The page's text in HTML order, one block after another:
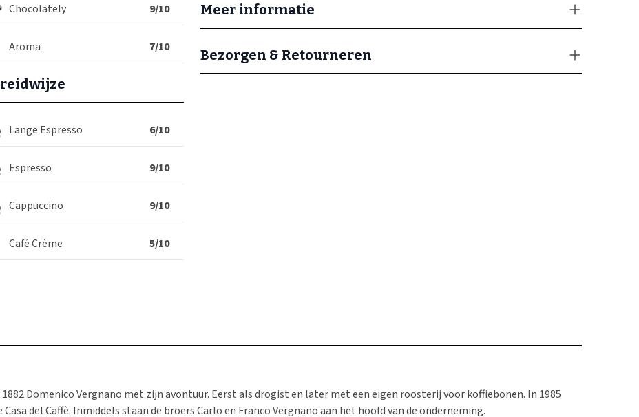
Chocolately 9/10
Aroma 7/10
Lange Espresso 6/10
Espresso 9/10
Cappuccino 9/10
Café Crème 5/10
Meer informatie
Bezorgen & Retourneren
Domenico Vergnano met zijn avontuur. Eerst als drogist en later met een eigen roosterij voor koffiebonen. In 1985
del Caffè. Inmiddels staan de broers Carlo en Franco Vergnano aan het hoofd van de onderneming.